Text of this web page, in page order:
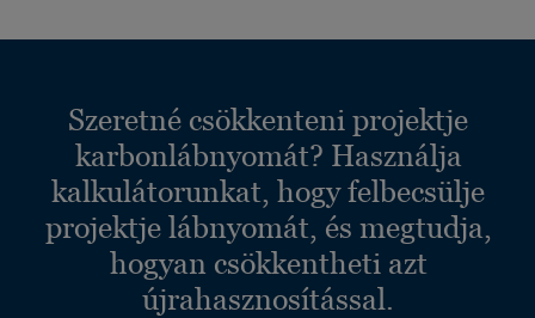
Szeretné csökkenteni projektje
karbonlábnyomát? Használja
kalkulátorunkat, hogy felbecsülje
projektje lábnyomát, és megtudja,
hogyan csökkentheti azt
újrahasznosítással.